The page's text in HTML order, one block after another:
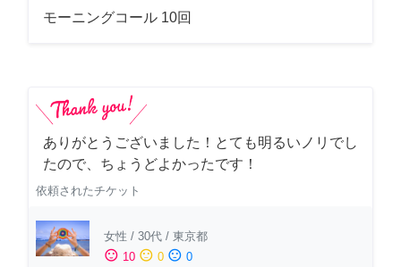
モーニングコール 10回
ありがとうございました！とても明るいノリでし
たので、ちょうどよかったです！
依頼されたチケット
女性 / 30代 / 東京都
sentiment_satisfied 10 sentiment_neutral 0 sentiment_dissatisfied 0